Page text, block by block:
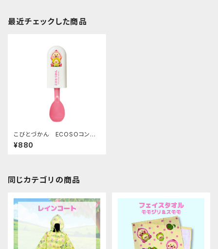
最近チェックした商品
こびとづかん ECOSOコンパ
クトスプーン ピンク
¥880
同じカテゴリの商品